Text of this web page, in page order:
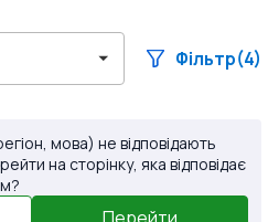
Фільтр(4)
мова) не відповідають
на сторінку, яка відповідає